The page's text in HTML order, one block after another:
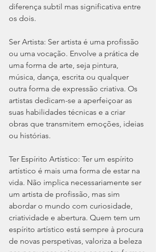
diferença subtil mas significativa entre
os dois.
Ser Artista: Ser artista é uma profissão
ou uma vocação. Envolve a prática de
uma forma de arte, seja pintura,
música, dança, escrita ou qualquer
outra forma de expressão criativa. Os
artistas dedicam-se a aperfeiçoar as
suas habilidades técnicas e a criar
obras que transmitem emoções, ideias
ou histórias.
Ter Espírito Artístico: Ter um espírito
artístico é mais uma forma de estar na
vida. Não implica necessariamente ser
um artista de profissão, mas sim
abordar o mundo com curiosidade,
criatividade e abertura. Quem tem um
espírito artístico está sempre à procura
de novas perspetivas, valoriza a beleza